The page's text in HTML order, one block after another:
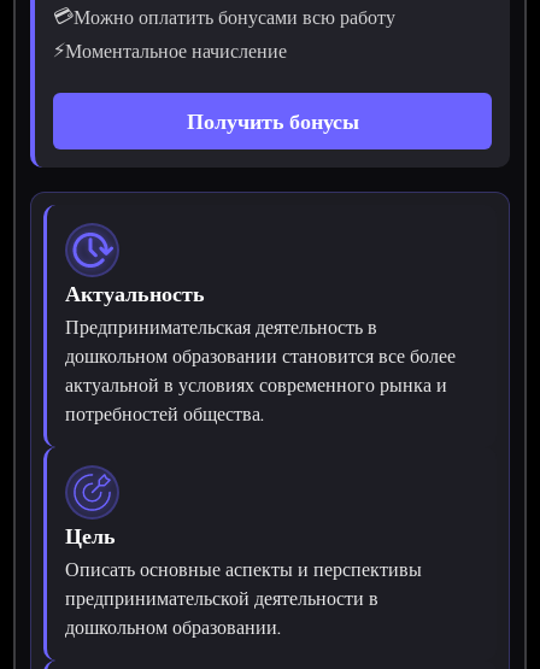
💳Можно оплатить бонусами всю работу
⚡Моментальное начисление
Получить бонусы
Актуальность
Предпринимательская деятельность в
дошкольном образовании становится все более
актуальной в условиях современного рынка и
потребностей общества.
Цель
Описать основные аспекты и перспективы
предпринимательской деятельности в
дошкольном образовании.